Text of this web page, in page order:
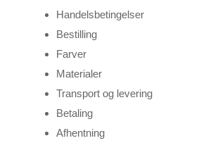
Handelsbetingelser
Bestilling
Farver
Materialer
Transport og levering
Betaling
Afhentning